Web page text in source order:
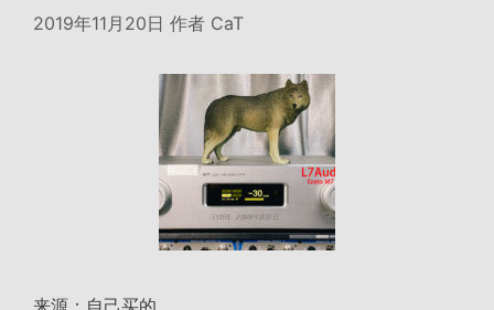
2019年11月20日 作者 CaT
来源：自己买的